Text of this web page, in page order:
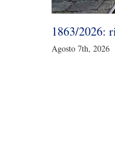
1863/2026:
Agosto 7th, 2026